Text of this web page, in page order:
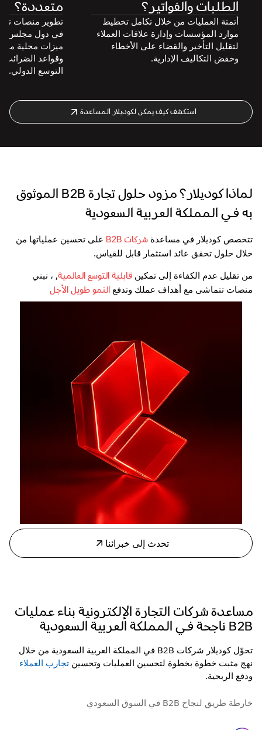
الطلبات والفواتير؟
أتمتة العمليات من خلال تكامل تخطيط
موارد المؤسسات وإدارة علاقات العملاء
لتقليل التأخير والقضاء على الأخطاء
وخفض التكاليف الإدارية.
متعددة؟
في دول مجلس
ميزات محلية مثل
وقواعد الضرائب
التوسع الدولي.
استكشف كيف يمكن لكوديلار المساعدة
لماذا كوديلار؟ مزود حلول تجارة B2B الموثوق
به في المملكة العربية السعودية
تتخصص كوديلار في مساعدة شركات B2B
على تحسين عملياتها من
خلال حلول تحقق عائد استثمار قابل للقياس.
من تقليل عدم الكفاءة إلى تمكين قابلية التوسع العالمية, ، نبني
منصات تتماشى مع أهداف عملك وتدفع النمو طويل الأجل
تحدث إلى خبرائنا
مساعدة شركات التجارة الإلكترونية بناء عمليات
B2B ناجحة في المملكة العربية السعودية
تحوّل كوديلار شركات B2B في المملكة العربية السعودية من خلال
نهج مثبت خطوة بخطوة لتحسين العمليات وتحسين تجارب العملاء
ودفع الربحية.
خارطة طريق لنجاح B2B في السوق السعودي